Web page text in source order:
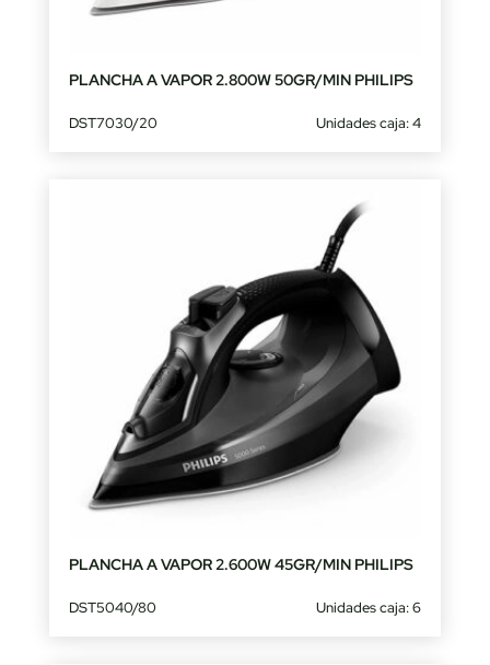
PLANCHA A VAPOR 2.800W 50GR/MIN PHILIPS
DST7030/20 Unidades caja: 4
PLANCHA A VAPOR 2.600W 45GR/MIN PHILIPS
DST5040/80 Unidades caja: 6